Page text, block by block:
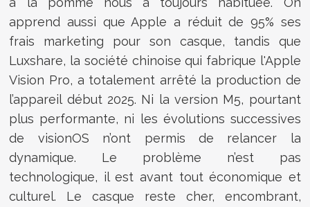
apprend aussi que Apple a réduit de 95% ses
frais marketing pour son casque, tandis que
Luxshare, la société chinoise qui fabrique l'Apple
Vision Pro, a totalement arrêté la production de
l’appareil début 2025. Ni la version M5, pourtant
plus performante, ni les évolutions successives
de visionOS n’ont permis de relancer la
dynamique. Le problème n’est pas
technologique, il est avant tout économique et
culturel. Le casque reste cher, encombrant,